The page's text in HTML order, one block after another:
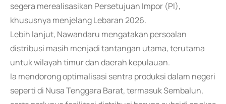
segera merealisasikan Persetujuan Impor (PI),
khususnya menjelang Lebaran 2026.
Lebih lanjut, Nawandaru mengatakan persoalan
distribusi masih menjadi tantangan utama, terutama
untuk wilayah timur dan daerah kepulauan.
Ia mendorong optimalisasi sentra produksi dalam negeri
seperti di Nusa Tenggara Barat, termasuk Sembalun,